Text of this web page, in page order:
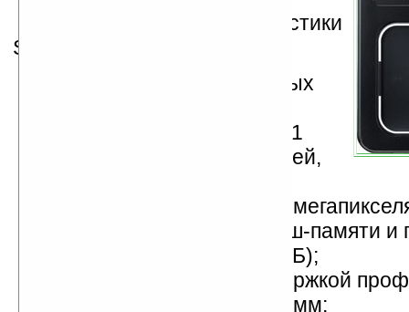
Технические характеристики
Samsung Ultra Music F300:
работа в трехдиапазонных
дисплей с диагональю 2,1
дюйма (176 x 220 пикселей,
встроенная камера на 2
100 МБ встроенной флэш-памяти и
карточек microSD (до 2 ГБ);
модуль Bluetooth с поддержкой
размеры – 103,5x22x9,4 мм;